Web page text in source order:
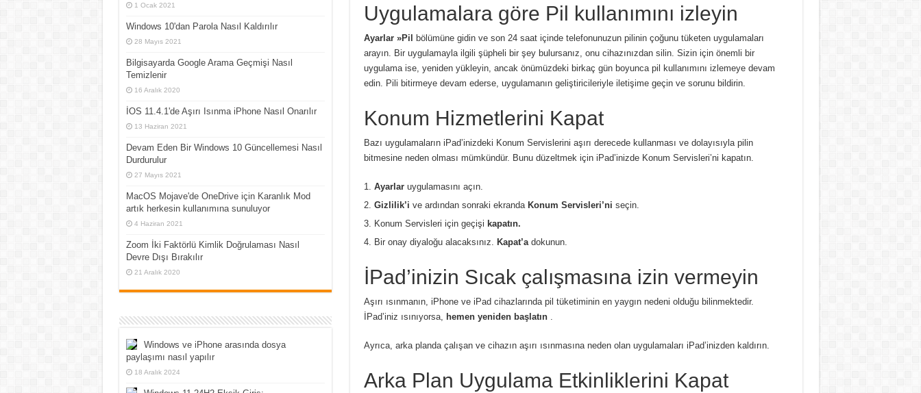
Uygulamalara göre Pil kullanımını izleyin
Ayarlar »Pil bölümüne gidin ve son 24 saat içinde telefonunuzun pilinin çoğunu tüketen uygulamaları
arayın. Bir uygulamayla ilgili şüpheli bir şey bulursanız, onu cihazınızdan silin. Sizin için önemli bir
uygulama ise, yeniden yükleyin, ancak önümüzdeki birkaç gün boyunca pil kullanımını izlemeye devam
edin. Pili bitirmeye devam ederse, uygulamanın geliştiricileriyle iletişime geçin ve sorunu bildirin.
Konum Hizmetlerini Kapat
Bazı uygulamaların iPad’inizdeki Konum Servislerini aşırı derecede kullanması ve dolayısıyla pilin
bitmesine neden olması mümkündür. Bunu düzeltmek için iPad’inizde Konum Servisleri’ni kapatın.
Ayarlaruygulamasını açın.
Gizlilik’i ve ardından sonraki ekranda Konum Servisleri’ni seçin.
Konum Servisleri için geçişi kapatın.
Bir onay diyaloğu alacaksınız. Kapat’adokunun.
İPad’inizin Sıcak çalışmasına izin vermeyin
Aşırı ısınmanın, iPhone ve iPad cihazlarında pil tüketiminin en yaygın nedeni olduğu bilinmektedir.
İPad’iniz ısınıyorsa, hemen yeniden başlatın.
Ayrıca, arka planda çalışan ve cihazın aşırı ısınmasına neden olan uygulamaları iPad’inizden kaldırın.
Arka Plan Uygulama Etkinliklerini Kapat
1 Ocak 2021
Windows 10'dan Parola Nasıl Kaldırılır
28 Mayıs 2021
Bilgisayarda Google Arama Geçmişi Nasıl
Temizlenir
16 Aralık 2020
İOS 11.4.1'de Aşırı Isınma iPhone Nasıl Onarılır
13 Haziran 2021
Devam Eden Bir Windows 10 Güncellemesi Nasıl
Durdurulur
27 Mayıs 2021
MacOS Mojave'de OneDrive için Karanlık Mod
artık herkesin kullanımına sunuluyor
4 Haziran 2021
Zoom İki Faktörlü Kimlik Doğrulaması Nasıl
Devre Dışı Bırakılır
21 Aralık 2020
Windows ve iPhone arasında dosya
paylaşımı nasıl yapılır
18 Aralık 2024